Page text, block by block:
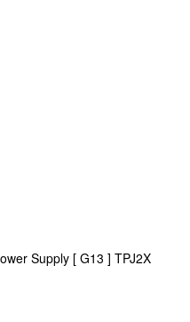
Supply [ G13 ] TPJ2X